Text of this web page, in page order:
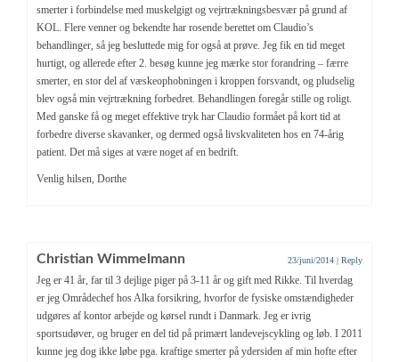
smerter i forbindelse med muskelgigt og vejrtrækningsbesvær på grund af
KOL. Flere venner og bekendte har rosende berettet om Claudio’s
behandlinger, så jeg besluttede mig for også at prøve. Jeg fik en tid meget
hurtigt, og allerede efter 2. besøg kunne jeg mærke stor forandring – færre
smerter, en stor del af væskeophobningen i kroppen forsvandt, og pludselig
blev også min vejrtrækning forbedret. Behandlingen foregår stille og roligt.
Med ganske få og meget effektive tryk har Claudio formået på kort tid at
forbedre diverse skavanker, og dermed også livskvaliteten hos en 74-årig
patient. Det må siges at være noget af en bedrift.
Venlig hilsen, Dorthe
Christian Wimmelmann 23/juni/2014 | Reply
Jeg er 41 år, far til 3 dejlige piger på 3-11 år og gift med Rikke. Til hverdag
er jeg Områdechef hos Alka forsikring, hvorfor de fysiske omstændigheder
udgøres af kontor arbejde og kørsel rundt i Danmark. Jeg er ivrig
sportsudøver, og bruger en del tid på primært landevejscykling og løb. I 2011
kunne jeg dog ikke løbe pga. kraftige smerter på ydersiden af min hofte efter